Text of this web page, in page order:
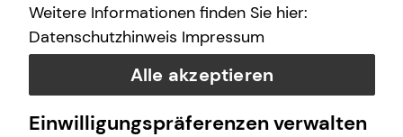
Message
Weitere Informationen finden Sie hier:
Datenschutzhinweis Impressum
Alle akzeptieren
Einwilligungspräferenzen verwalten